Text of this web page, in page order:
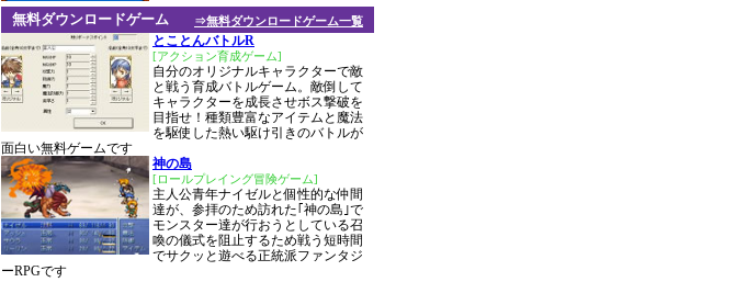
⇒無料ダウンロードゲーム一覧
無料ダウンロードゲーム
とことんバトルR
[アクション育成ゲーム]
自分のオリジナルキャラクターで敵
と戦う育成バトルゲーム。敵倒して
キャラクターを成長させボス撃破を
目指せ！種類豊富なアイテムと魔法
を駆使した熱い駆け引きのバトルが
面白い無料ゲームです
神の島
[ロールプレイング冒険ゲーム]
主人公青年ナイゼルと個性的な仲間
達が、参拝のため訪れた｢神の島｣で
モンスター達が行おうとしている召
喚の儀式を阻止するため戦う短時間
でサクッと遊べる正統派ファンタジ
ーRPGです